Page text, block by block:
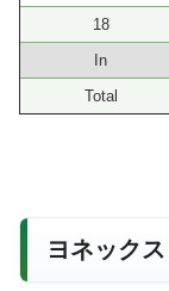
18
In
Total
ヨネック